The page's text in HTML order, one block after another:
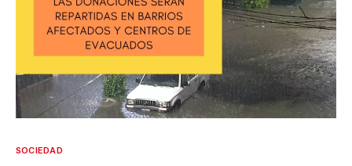
SOCIEDAD